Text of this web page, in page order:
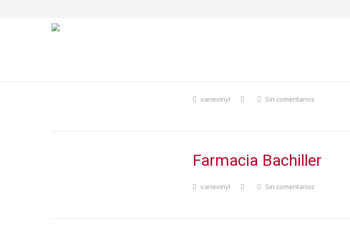
vanevinyl Sin comentarios
Farmacia Bachiller
vanevinyl Sin comentarios